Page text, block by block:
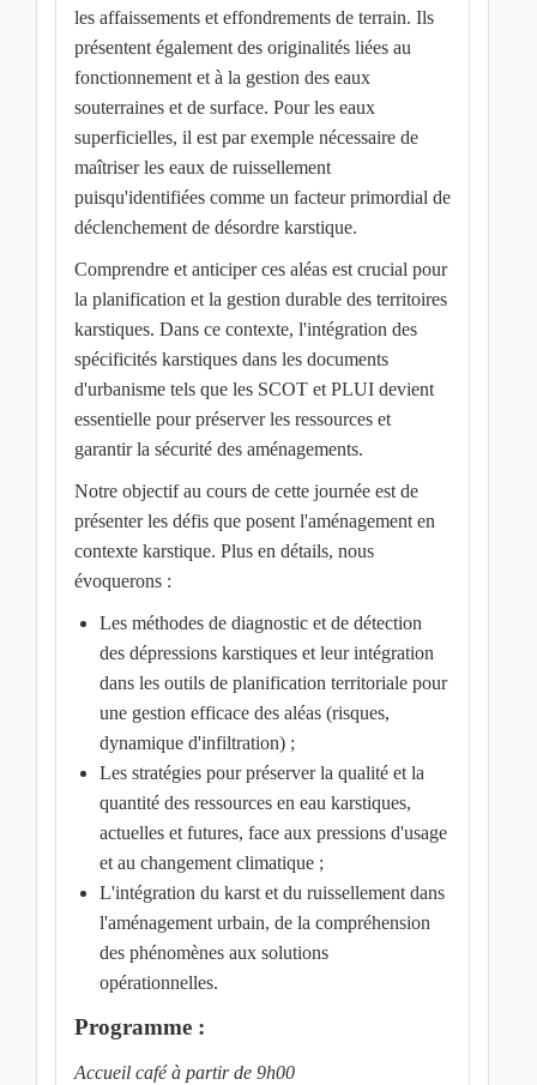
les affaissements et effondrements de terrain. Ils
présentent également des originalités liées au
fonctionnement et à la gestion des eaux
souterraines et de surface. Pour les eaux
superficielles, il est par exemple nécessaire de
maîtriser les eaux de ruissellement
puisqu'identifiées comme un facteur primordial de
déclenchement de désordre karstique.
Comprendre et anticiper ces aléas est crucial pour
la planification et la gestion durable des territoires
karstiques. Dans ce contexte, l'intégration des
spécificités karstiques dans les documents
d'urbanisme tels que les SCOT et PLUI devient
essentielle pour préserver les ressources et
garantir la sécurité des aménagements.
Notre objectif au cours de cette journée est de
présenter les défis que posent l'aménagement en
contexte karstique. Plus en détails, nous
évoquerons :
Les méthodes de diagnostic et de détection
des dépressions karstiques et leur intégration
dans les outils de planification territoriale pour
une gestion efficace des aléas (risques,
dynamique d'infiltration) ;
Les stratégies pour préserver la qualité et la
quantité des ressources en eau karstiques,
actuelles et futures, face aux pressions d'usage
et au changement climatique ;
L'intégration du karst et du ruissellement dans
l'aménagement urbain, de la compréhension
des phénomènes aux solutions
opérationnelles.
Programme :
Accueil café à partir de 9h00